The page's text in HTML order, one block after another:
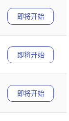
即将开始
即将开始
即将开始